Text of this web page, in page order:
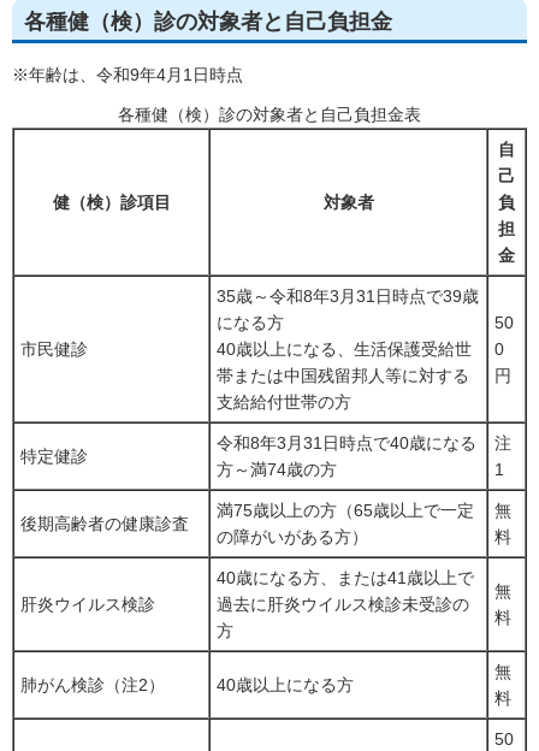
各種健（検）診の対象者と自己負担金
※年齢は、令和9年4月1日時点
各種健（検）診の対象者と自己負担金表
健（検）診項目 対象者
自
己
負
担
金
市民健診
35歳～令和8年3月31日時点で39歳
になる方
40歳以上になる、生活保護受給世
帯または中国残留邦人等に対する
支給給付世帯の方
50
0
円
特定健診
令和8年3月31日時点で40歳になる
方～満74歳の方
注
1
後期高齢者の健康診査
満75歳以上の方（65歳以上で一定
の障がいがある方）
無
料
肝炎ウイルス検診
40歳になる方、または41歳以上で
過去に肝炎ウイルス検診未受診の
方
無
料
肺がん検診（注2） 40歳以上になる方
無
料
50